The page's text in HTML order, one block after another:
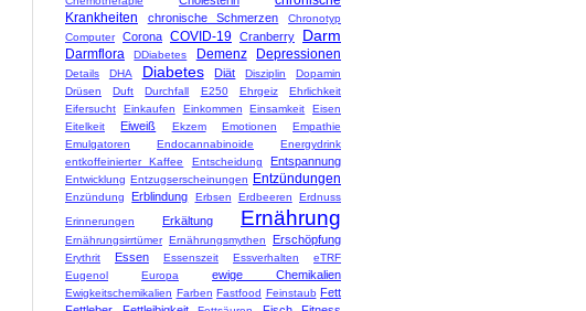
Krankheiten
chronische Schmerzen
Chronotyp
Computer
Corona COVID-19 Cranberry Darm
Darmflora DDiabetes Demenz Depressionen
Details DHA Diabetes Diät Disziplin
Dopamin
Drüsen
Duft Durchfall E250 Ehrgeiz
Ehrlichkeit
Eifersucht
Einkaufen Einkommen Einsamkeit
Eisen
Eitelkeit
Eiweiß Ekzem Emotionen
Empathie
Emulgatoren
Endocannabinoide
Energydrink
entkoffeinierter Kaffee
Entscheidung Entspannung
Entwicklung Entzugserscheinungen Entzündungen
Enzündung Erblindung Erbsen Erdbeeren
Erdnuss
Erinnerungen
Erkältung Ernährung
Ernährungsirrtümer Ernährungsmythen Erschöpfung
Erythrit Essen Essenszeit Essverhalten
eTRF
Eugenol
Europa ewige Chemikalien
Ewigkeitschemikalien Farben Fastfood Feinstaub Fett